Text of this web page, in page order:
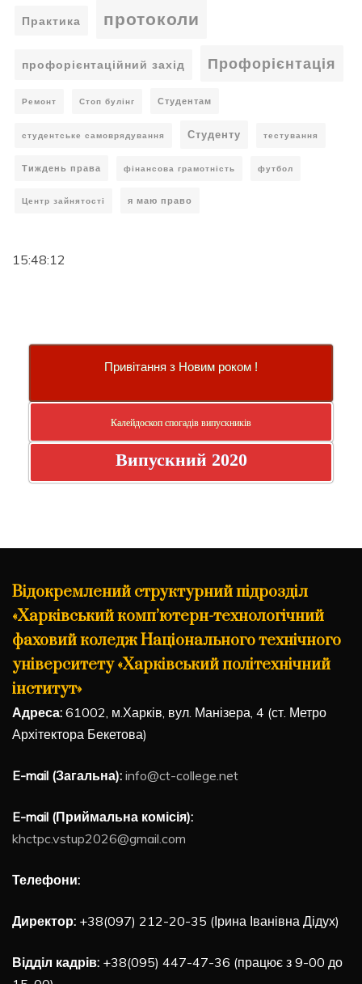
Практика протоколи
профорієнтаційний захід Профорієнтація
Ремонт Стоп булінг Студентам
студентське самоврядування Студенту тестування
Тиждень права фінансова грамотність футбол
Центр зайнятості я маю право
15:48:12
Привітання з Новим роком !
Калейдоскоп спогадів випускників
Випускний 2020
Відокремлений структурний підрозділ
«Харківський комп’ютерн-технологічний
фаховий коледж Національного технічного
університету «Харківський політехнічний
інститут»
Адреса: 61002, м.Харків, вул. Манізера, 4 (ст. Метро
Архітектора Бекетова)
E-mail (Загальна): info@ct-college.net
E-mail (Приймальна комісія):
khctpc.vstup2026@gmail.com
Телефони:
Директор: +38(097) 212-20-35 (Ірина Іванівна Дідух)
Відділ кадрів: +38(095) 447-47-36 (працює з 9-00 до